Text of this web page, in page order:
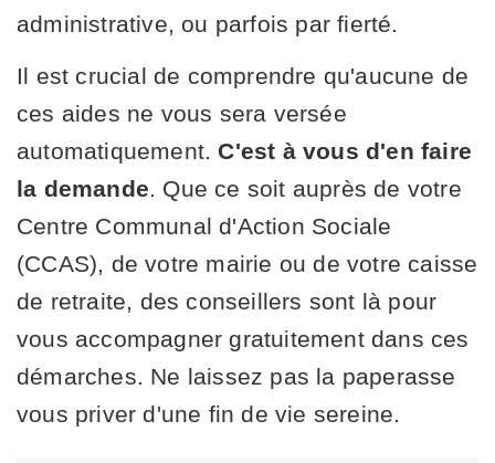
administrative, ou parfois par fierté.
Il est crucial de comprendre qu'aucune de
ces aides ne vous sera versée
automatiquement. C'est à vous d'en faire
la demande. Que ce soit auprès de votre
Centre Communal d'Action Sociale
(CCAS), de votre mairie ou de votre caisse
de retraite, des conseillers sont là pour
vous accompagner gratuitement dans ces
démarches. Ne laissez pas la paperasse
vous priver d'une fin de vie sereine.